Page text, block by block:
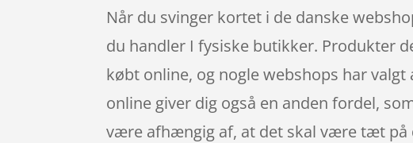
Når du svinger kortet i de danske
du handler I fysiske butikker. Produkter
købt online, og nogle webshops har
online giver dig også en anden fordel,
være afhængig af, at det skal være tæt på